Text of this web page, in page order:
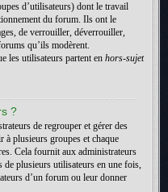
d’utilisateurs) dont le travail
du forum. Ils ont le
de verrouiller, déverrouiller,
qu’ils modèrent.
les utilisateurs partent en hors-sujet
?
de regrouper et gérer des
à plusieurs groupes et chaque
Cela fournit aux administrateurs
plusieurs utilisateurs en une fois,
d’un forum ou leur donner